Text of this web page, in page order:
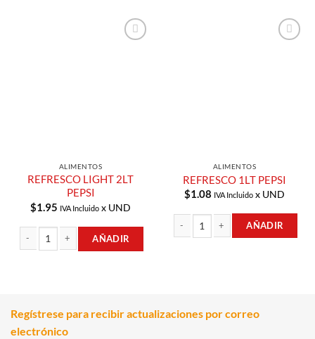
ALIMENTOS
REFRESCO LIGHT 2LT
PEPSI
$1.95 IVA Incluido x UND
AÑADIR
ALIMENTOS
REFRESCO 1LT PEPSI
$1.08 IVA Incluido x UND
AÑADIR
Regístrese para recibir actualizaciones por correo
electrónico